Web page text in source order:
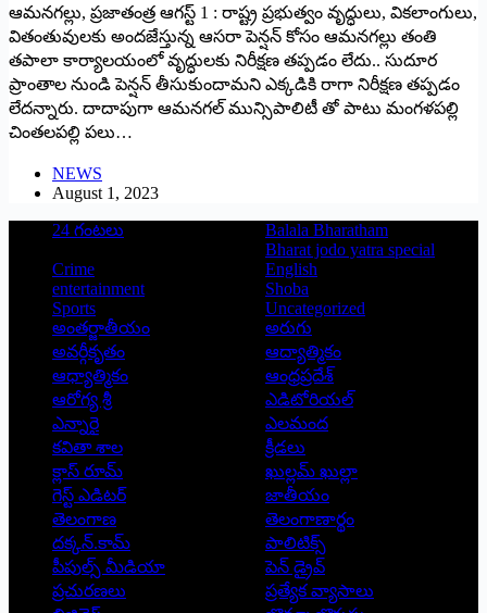
ఆమనగల్లు, ప్రజాతంత్ర ఆగస్ట్ 1 : రాష్ట్ర ప్రభుత్వం వృద్ధులు, వికలాంగులు,
వితంతువులకు అందజేస్తున్న ఆసరా పెన్షన్ కోసం ఆమనగల్లు తంతి
తపాలా కార్యాలయంలో వృద్ధులకు నిరీక్షణ తప్పడం లేదు.. సుదూర
ప్రాంతాల నుండి పెన్షన్ తీసుకుందామని ఎక్కడికి రాగా నిరీక్షణ తప్పడం
లేదన్నారు. దాదాపుగా ఆమనగల్ మున్సిపాలిటీ తో పాటు మంగళపల్లి
చింతలపల్లి పలు…
NEWS
August 1, 2023
24 గంటలు
Balala Bharatham
Bharat jodo yatra special
Crime
English
entertainment
Shoba
Sports
Uncategorized
అంతర్జాతీయం
అరుగు
అవర్గీకృతం
ఆద్యాత్మికం
ఆధ్యాత్మికం
ఆంధ్రప్రదేశ్
ఆరోగ్య శ్రీ
ఎడిటోరియల్
ఎన్నారై
ఎలమంద
కవితా శాల
క్రీడలు
క్లాస్ రూమ్
ఖుల్లమ్ ఖుల్లా
గెస్ట్ ఎడిటర్
జాతీయం
తెలంగాణ
తెలంగాణార్థం
దక్కన్.కామ్
పాలిటిక్స్
పీపుల్స్ ‌మీడియా
పెన్ డ్రైవ్
ప్రచురణలు
ప్రత్యేక వ్యాసాలు